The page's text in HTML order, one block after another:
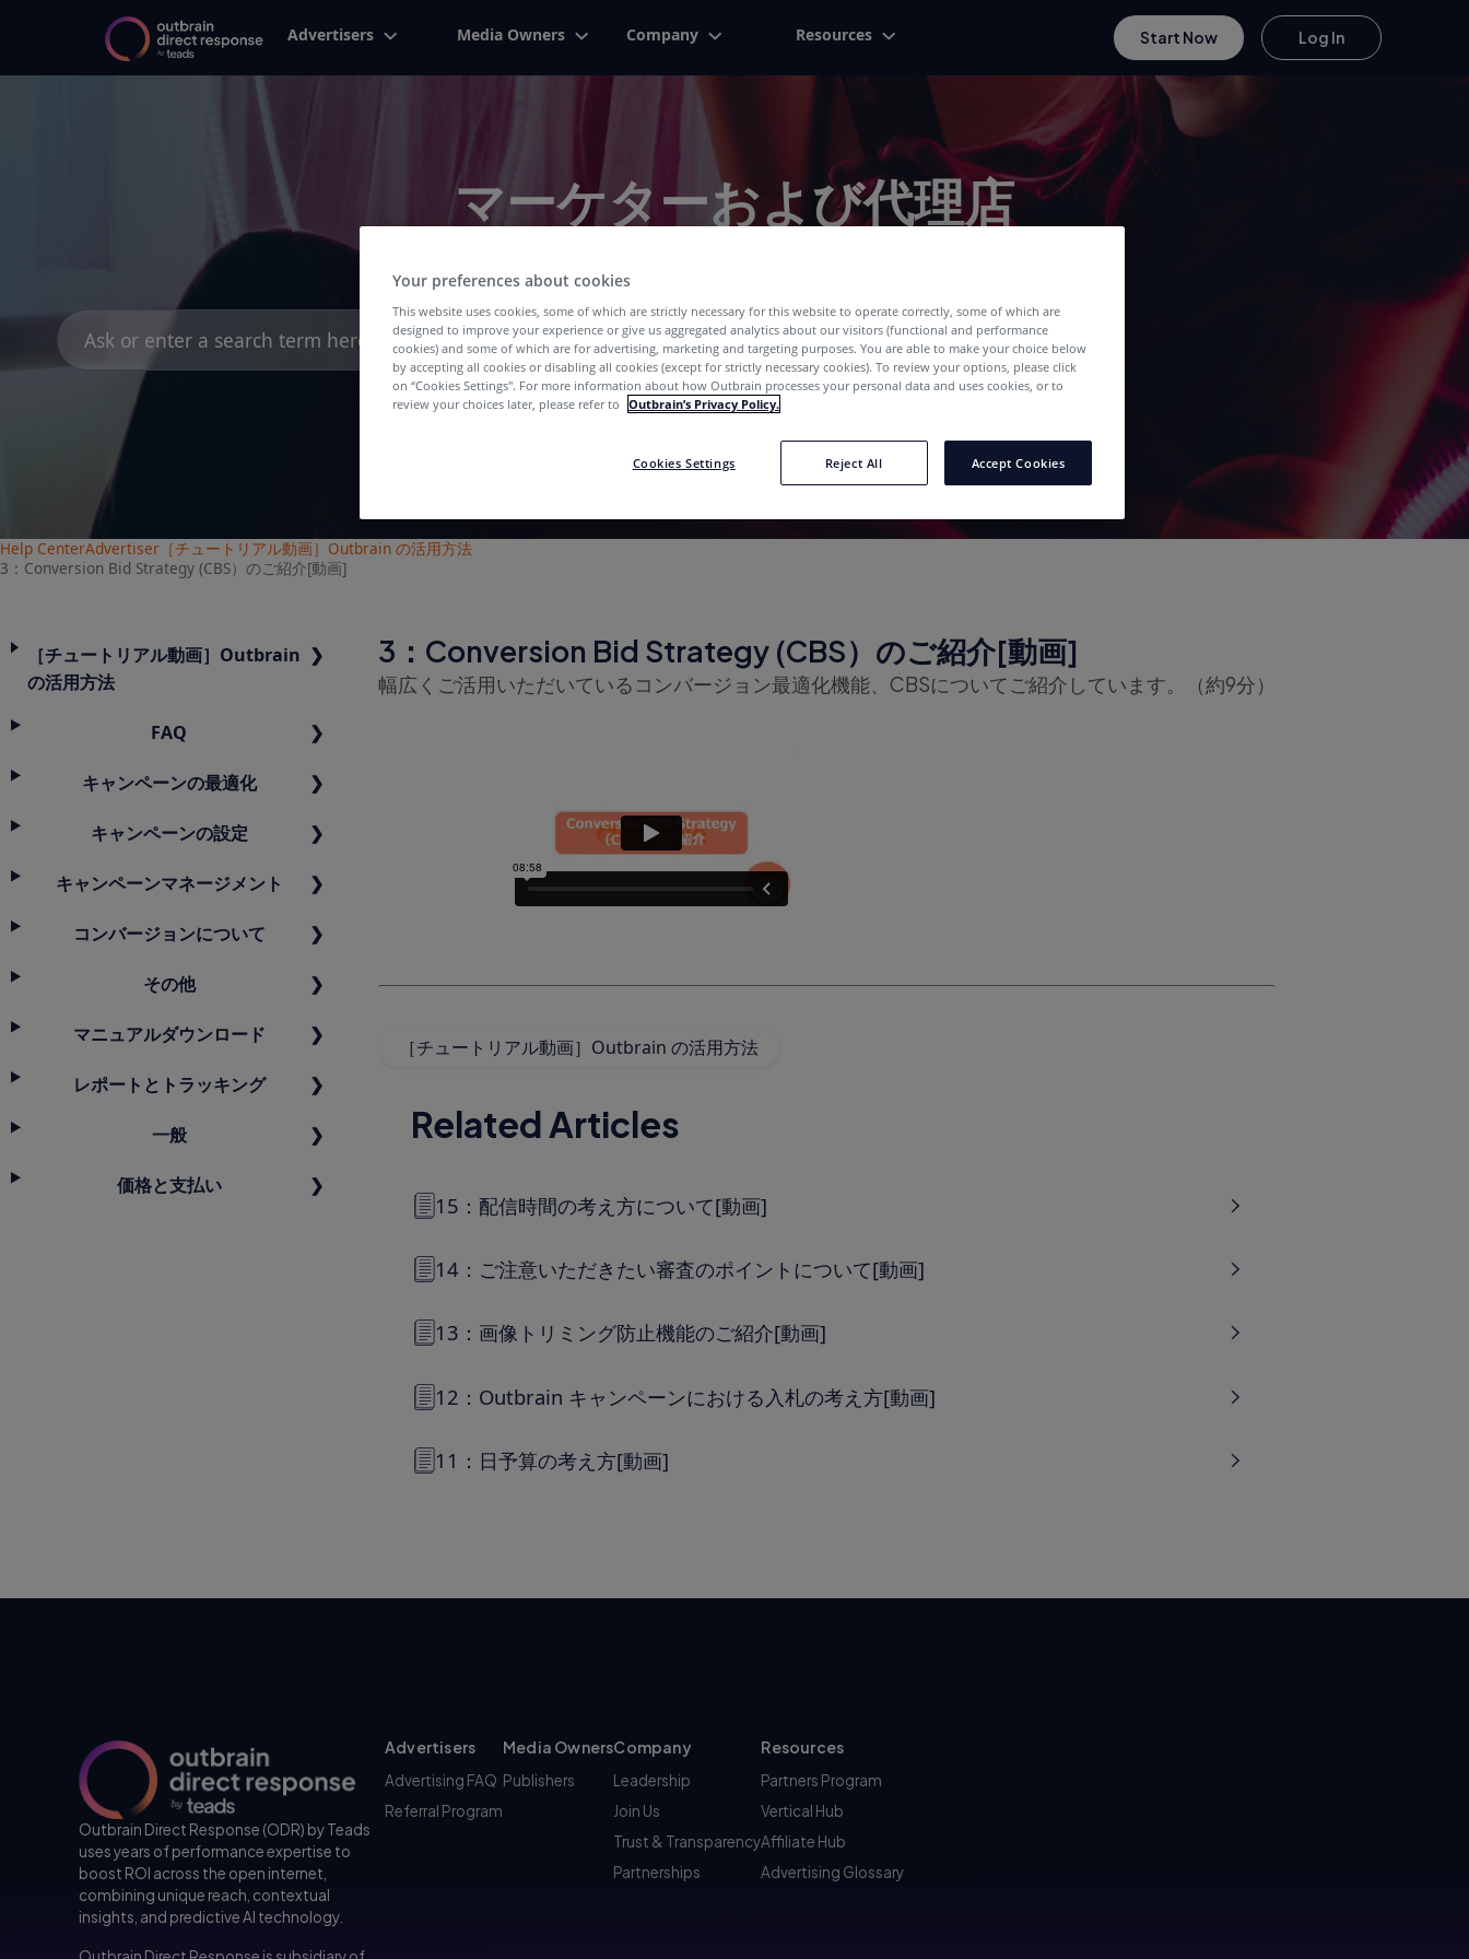
Advertisers Media Owners Company Resources Start Now Log In
マーケターおよび代理店
Search
for:
Help CenterAdvertiser ［チュートリアル動画］Outbrain の活用方法
3：Conversion Bid Strategy (CBS）のご紹介[動画]
3：Conversion Bid Strategy (CBS）のご紹介[動画]
幅広くご活用いただいているコンバージョン最適化機能、CBSについてご紹介しています。（約9分）
［チュートリアル動画］Outbrain の活用方法
Related Articles
15：配信時間の考え方について[動画]
14：ご注意いただきたい審査のポイントについて[動画]
13：画像トリミング防止機能のご紹介[動画]
12：Outbrain キャンペーンにおける入札の考え方[動画]
11：日予算の考え方[動画]
［チュートリアル動画］Outbrain
の活用方法
FAQ
キャンペーンの最適化
キャンペーンの設定
キャンペーンマネージメント
コンバージョンについて
その他
マニュアルダウンロード
レポートとトラッキング
一般
価格と支払い
Outbrain Direct Response (ODR) by Teads
uses years of performance expertise to
boost ROI across the open internet,
combining unique reach, contextual
insights, and predictive AI technology.
Advertisers
Advertising FAQ
Referral Program
Media Owners
Publishers
Company
Leadership
Join Us
Trust & Transparency
Partnerships
Resources
Partners Program
Vertical Hub
Affiliate Hub
Advertising Glossary
Your preferences about cookies
This website uses cookies, some of which are strictly necessary for this website to operate correctly, some of which are
designed to improve your experience or give us aggregated analytics about our visitors (functional and performance
cookies) and some of which are for advertising, marketing and targeting purposes. You are able to make your choice below
by accepting all cookies or disabling all cookies (except for strictly necessary cookies). To review your options, please click
on “Cookies Settings''. For more information about how Outbrain processes your personal data and uses cookies, or to
review your choices later, please refer to Outbrain’s Privacy Policy.
Cookies Settings Reject All Accept Cookies